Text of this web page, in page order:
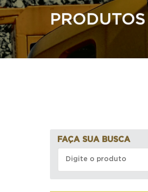
PRODUTOS
FAÇA SUA BUSCA